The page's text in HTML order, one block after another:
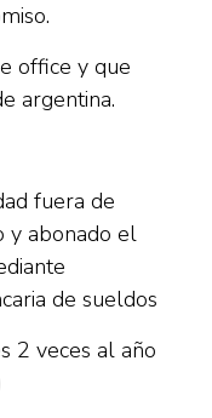
office y que
argentina.
fuera de
y abonado el
de sueldos
2 veces al año